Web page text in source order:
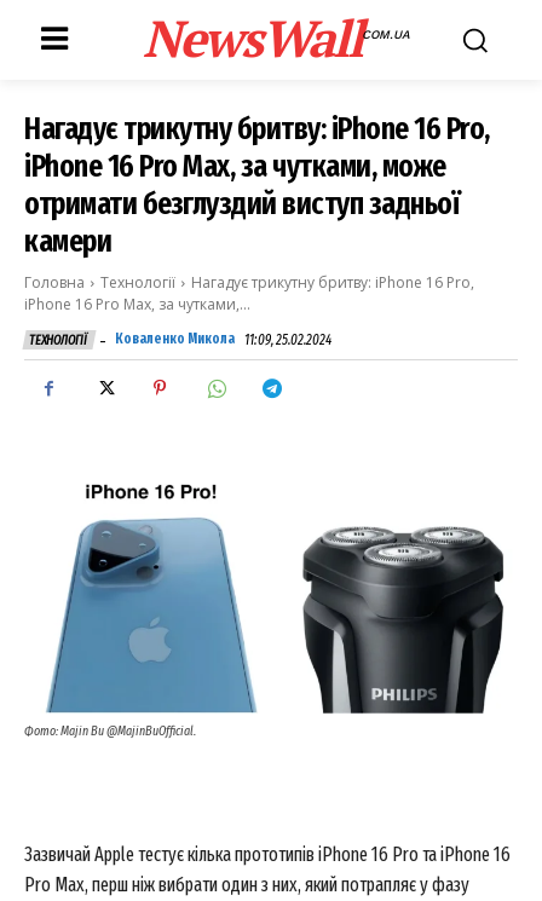
NewsWallCOM.UA
Нагадує трикутну бритву: iPhone 16 Pro,
iPhone 16 Pro Max, за чутками, може
отримати безглуздий виступ задньої
камери
Головна Технології
Нагадує трикутну бритву: iPhone 16 Pro,
iPhone 16 Pro Max, за чутками,...
ТЕХНОЛОГІЇ - Коваленко Микола 11:09, 25.02.2024
Фото: Majin Bu @MajinBuOfficial.
Зазвичай Apple тестує кілька прототипів iPhone 16 Pro та iPhone 16
Pro Max, перш ніж вибрати один з них, який потрапляє у фазу